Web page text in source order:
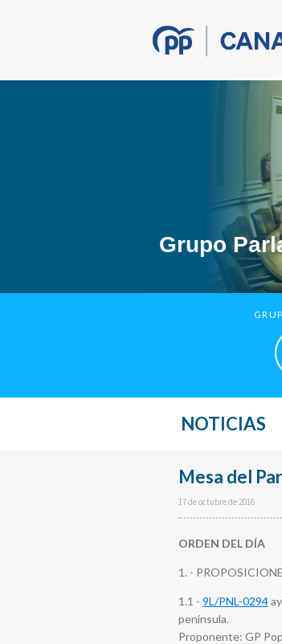
Grupo
NOTICIAS
Mesa del
17 de octubre de 2016
ORDEN DEL DÍA
1. -
1.1 - 9L/PNL-0294
península.
Proponente: GP